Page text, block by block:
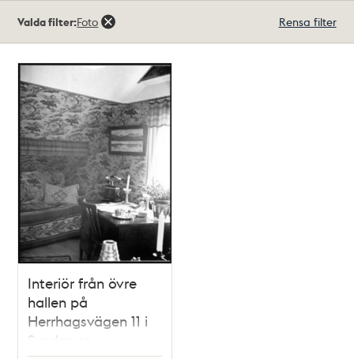
träffar
Valda filter:Foto Rensa filter
Interiör från övre
hallen på
Herrhagsvägen 11 i
Svedmyra